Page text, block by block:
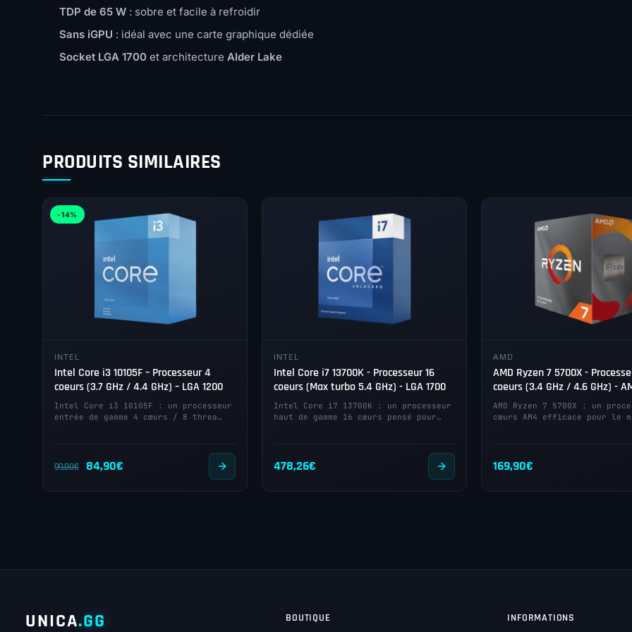
TDP de 65 W : sobre et facile à refroidir
Sans iGPU : idéal avec une carte graphique dédiée
Socket LGA 1700 et architecture Alder Lake
PRODUITS SIMILAIRES
-14%
INTEL
Intel Core i3 10105F – Processeur 4
coeurs (3.7 GHz / 4.4 GHz) – LGA 1200
Intel Core i3 10105F : un processeur
entrée de gamme 4 cœurs / 8 threa…
99,00€
Le
84,90€
INTEL
Intel Core i7 13700K - Processeur 16
coeurs (Max turbo 5.4 GHz) - LGA 1700
Intel Core i7 13700K : un processeur
haut de gamme 16 cœurs pensé pour…
478,26€
AMD
AMD Ryzen 7 5700X -
coeurs (3.4 GHz / 4.6 GHz) -
AMD Ryzen 7 5700X : un
cœurs AM4 efficace pour le
169,90€
UNICA.GG BOUTIQUE INFORMATIONS